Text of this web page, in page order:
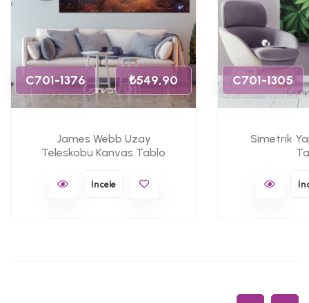
C701-1376 ₺549,90
James Webb Uzay
Teleskobu Kanvas Tablo
İncele
C701-1305
Simetrik